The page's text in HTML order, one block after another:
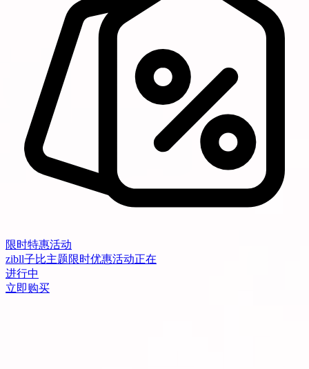
限时特惠活动
zibll子比主题限时优惠活动正在
进行中
立即购买